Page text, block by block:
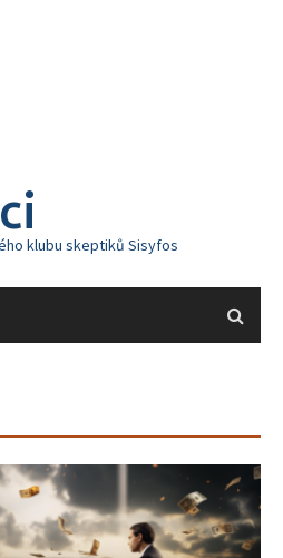
klubu skeptiků Sisyfos